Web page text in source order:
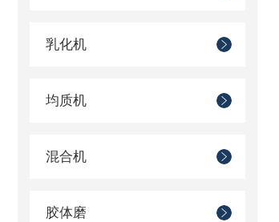
乳化机
均质机
混合机
胶体磨